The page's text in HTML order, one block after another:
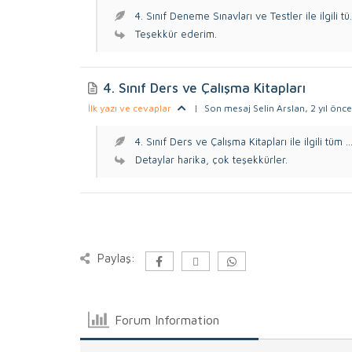
4. Sınıf Deneme Sınavları ve Testler ile ilgili
Teşekkür ederim.
4. Sınıf Ders ve Çalışma Kitapları
İlk yazı ve cevaplar | Son mesaj Selin Arslan, 2 yıl önce
4. Sınıf Ders ve Çalışma Kitapları ile ilgili tüm
Detaylar harika, çok teşekkürler.
Paylaş:
Forum Information